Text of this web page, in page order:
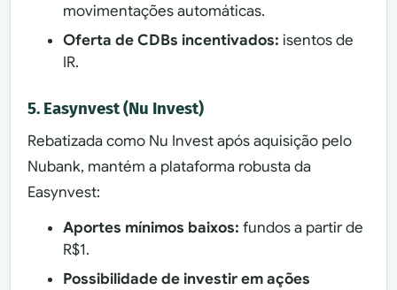
movimentações automáticas.
Oferta de CDBs incentivados: isentos de
IR.
5. Easynvest (Nu Invest)
Rebatizada como Nu Invest após aquisição pelo
Nubank, mantém a plataforma robusta da
Easynvest:
Aportes mínimos baixos: fundos a partir de
R$1.
Possibilidade de investir em ações